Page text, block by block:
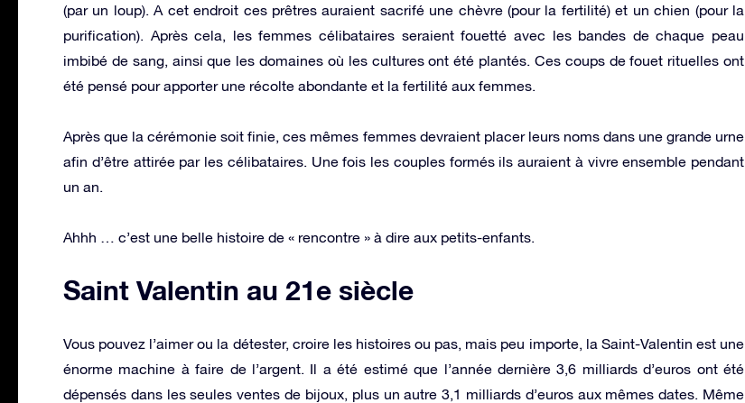
(par un loup). A cet endroit ces prêtres auraient sacrifé une chèvre (pour la fertilité) et un chien (pour la
purification). Après cela, les femmes célibataires seraient fouetté avec les bandes de chaque peau
imbibé de sang, ainsi que les domaines où les cultures ont été plantés. Ces coups de fouet rituelles ont
été pensé pour apporter une récolte abondante et la fertilité aux femmes.
Après que la cérémonie soit finie, ces mêmes femmes devraient placer leurs noms dans une grande urne
afin d’être attirée par les célibataires. Une fois les couples formés ils auraient à vivre ensemble pendant
un an.
Ahhh … c’est une belle histoire de « rencontre » à dire aux petits-enfants.
Saint Valentin au 21e siècle
Vous pouvez l’aimer ou la détester, croire les histoires ou pas, mais peu importe, la Saint-Valentin est une
énorme machine à faire de l’argent. Il a été estimé que l’année dernière 3,6 milliards d’euros ont été
dépensés dans les seules ventes de bijoux, plus un autre 3,1 milliards d’euros aux mêmes dates. Même